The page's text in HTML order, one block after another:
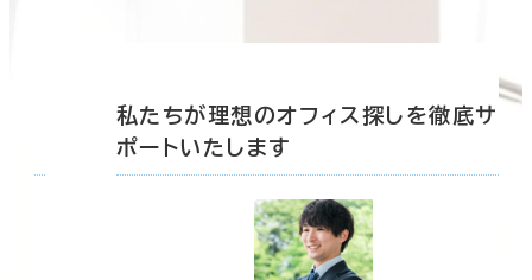
私たちが理想のオフィス探しを徹底サ
ポートいたします